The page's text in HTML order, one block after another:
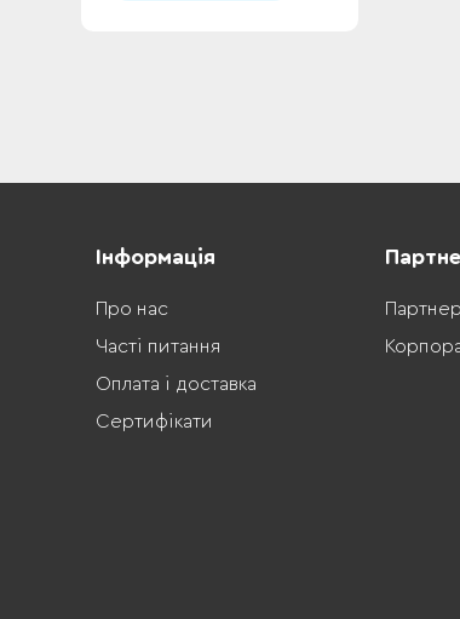
Інформація
Про нас
Часті питання
Оплата і доставка
Сертифікати